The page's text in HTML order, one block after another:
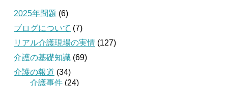
2025年問題 (6)
ブログについて (7)
リアル介護現場の実情 (127)
介護の基礎知識 (69)
介護の報道 (34)
介護事件 (24)